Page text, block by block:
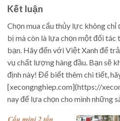
Kết luận
Chọn mua cẩu thủy lực không
bị mà còn là lựa chọn một đối tác
bạn. Hãy đến với Việt Xanh để
vụ chất lượng hàng đầu. Bạn sẽ
định này! Để biết thêm chi tiết,
[xecongnghiep.com](https://
nay để lựa chọn cho mình những